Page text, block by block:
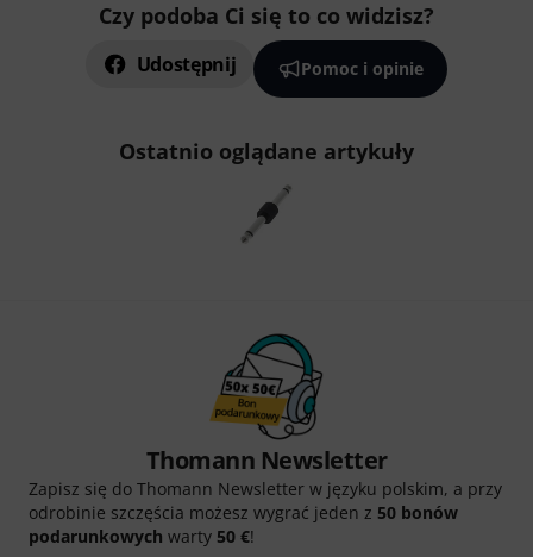
Czy podoba Ci się to co widzisz?
Udostępnij Pomoc i opinie
Ostatnio oglądane artykuły
Thomann Newsletter
Zapisz się do Thomann Newsletter w języku polskim, a przy
odrobinie szczęścia możesz wygrać jeden z 50 bonów
podarunkowych warty 50 €!